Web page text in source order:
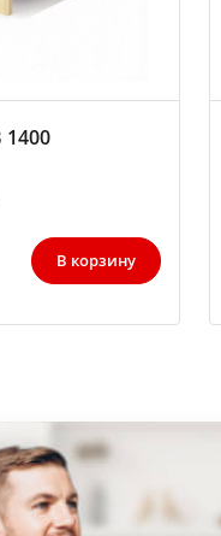
В корзину